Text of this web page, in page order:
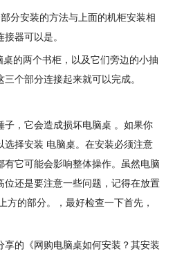
分安装的方法与上面的机柜安装相
器可以是。
的两个书柜，以及它们旁边的小抽
个部分连接起来就可以完成。
子，它会造成损坏电脑桌 。如果你
选择安装 电脑桌。在安装必须注意
它可能会影响整体操作。虽然电脑
位还是要注意一些问题，记得在放置
方的部分。，最好检查一下首先，
享的《网购电脑桌如何安装？其安装